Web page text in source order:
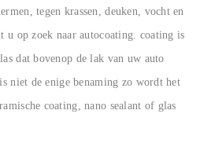
tegen krassen, deuken, vocht en
u op zoek naar autocoating. coating is
dat bovenop de lak van uw auto
niet de enige benaming zo wordt het
coating, nano sealant of glas